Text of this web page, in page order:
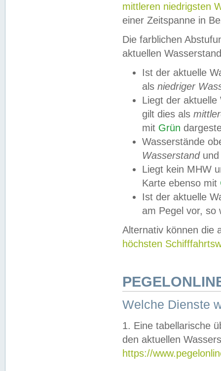
mittleren niedrigsten
einer Zeitspanne in
Die farblichen
aktuellen
Ist der aktuelle
als niedriger
Liegt der
gilt dies als
mit Grün
Wasserstände
Wasserstandund
Liegt kein MHW
Karte ebenso mit
Ist der aktuelle
am Pegel vor,
Alternativ können die
höchsten
Welche Dienste
1. Eine tabellarische
den aktuellen
https://